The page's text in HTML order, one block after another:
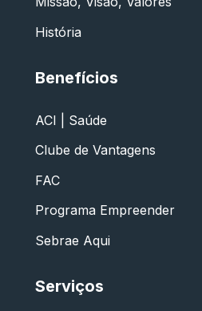
História
Benefícios
ACI | Saúde
Clube de Vantagens
FAC
Programa Empreender
Sebrae Aqui
Serviços